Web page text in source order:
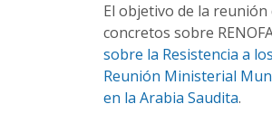
El objetivo de la
concretos sobre
sobre la Resistencia a
Reunión Ministerial
en la Arabia Saudita.